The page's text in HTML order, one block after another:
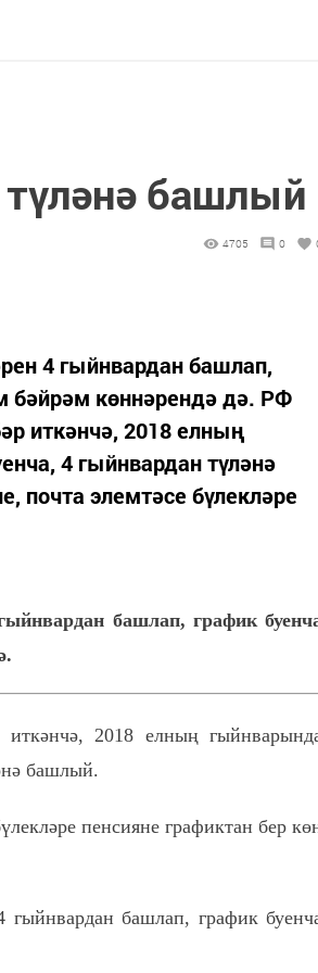
башлый
4705 0
4 гыйнвардан башлап,
бәйрәм көннәрендә дә. РФ
иткәнчә, 2018 елның
4 гыйнвардан түләнә
почта элемтәсе бүлекләре
башлап, график
2018 елның
башлый.
пенсияне графиктан бер
гыйнвардан башлап, график